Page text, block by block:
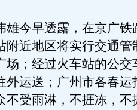
今早透露，在京广铁
附近地区将实行交通管
场；经过火车站的公交
外运送；广州市各春运
不受雨淋，不捱冻，不